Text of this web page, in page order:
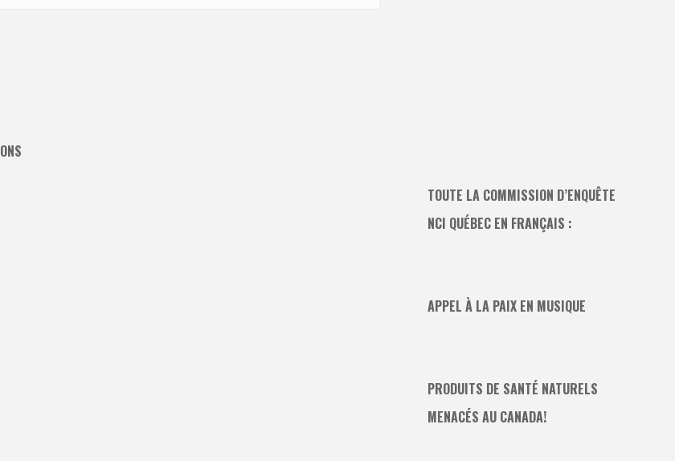
TOUTE LA COMMISSION D’ENQUÊTE
NCI QUÉBEC EN FRANÇAIS :
APPEL À LA PAIX EN MUSIQUE
PRODUITS DE SANTÉ NATURELS
MENACÉS AU CANADA!